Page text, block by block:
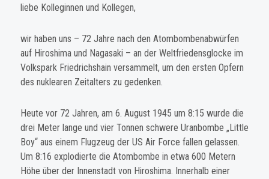
liebe Kolleginnen und Kollegen,
wir haben uns – 72 Jahre nach den Atombombenabwürfen
auf Hiroshima und Nagasaki – an der Weltfriedensglocke im
Volkspark Friedrichshain versammelt, um den ersten Opfern
des nuklearen Zeitalters zu gedenken.
Heute vor 72 Jahren, am 6. August 1945 um 8:15 wurde die
drei Meter lange und vier Tonnen schwere Uranbombe „Little
Boy“ aus einem Flugzeug der US Air Force fallen gelassen.
Um 8:16 explodierte die Atombombe in etwa 600 Metern
Höhe über der Innenstadt von Hiroshima. Innerhalb einer